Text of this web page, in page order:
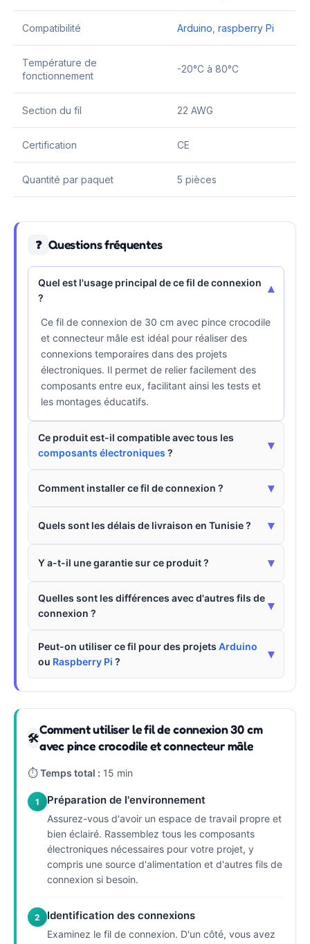
Compatibilité Arduino raspberry Pi
Température de
fonctionnement
-20°C à 80°C
Section du fil 22 AWG
Certification CE
Quantité par paquet 5 pièces
❓ Questions fréquentes
Quel est l'usage principal de ce fil de connexion
?
▾
Ce fil de connexion de 30 cm avec pince crocodile
et connecteur mâle est idéal pour réaliser des
connexions temporaires dans des projets
électroniques. Il permet de relier facilement des
composants entre eux, facilitant ainsi les tests et
les montages éducatifs.
Ce produit est-il compatible avec tous les
composants électroniques ?
▾
Comment installer ce fil de connexion ? ▾
Quels sont les délais de livraison en Tunisie ? ▾
Y a-t-il une garantie sur ce produit ? ▾
Quelles sont les différences avec d'autres fils de
connexion ?
▾
Peut-on utiliser ce fil pour des projets Arduino
ou Raspberry Pi ?
▾
🛠
Comment utiliser le fil de connexion 30 cm
avec pince crocodile et connecteur mâle
⏱Temps total : 15 min
1 Préparation de l'environnement
Assurez-vous d'avoir un espace de travail propre et
bien éclairé. Rassemblez tous les composants
électroniques nécessaires pour votre projet, y
compris une source d'alimentation et d'autres fils de
connexion si besoin.
2 Identification des connexions
Examinez le fil de connexion. D'un côté, vous avez